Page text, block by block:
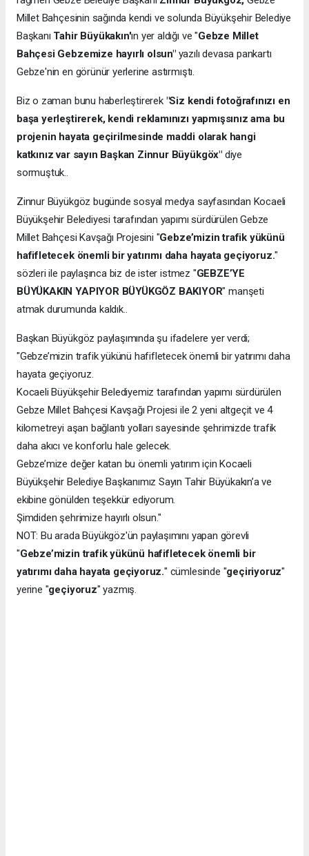
Millet Bahçesinin sağında kendi ve solunda Büyükşehir Belediye
Başkanı Tahir Büyükakın'ın yer aldığı ve "Gebze Millet
Bahçesi Gebzemize hayırlı olsun"yazılı devasa pankartı
Gebze'nin en görünür yerlerine astırmıştı.
Biz o zaman bunu haberleştirerek "Siz kendi fotoğrafınızı en
başa yerleştirerek, kendi reklamınızı yapmışsınız ama bu
projenin hayata geçirilmesinde maddi olarak hangi
katkınız var sayın Başkan Zinnur Büyükgöx" diye
sormuştuk..
Zinnur Büyükgöz bugünde sosyal medya sayfasından Kocaeli
Büyükşehir Belediyesi tarafından yapımı sürdürülen Gebze
Millet Bahçesi Kavşağı Projesini "Gebze’mizin trafik yükünü
hafifletecek önemli bir yatırımı daha hayata geçiyoruz."
sözleri ile paylaşınca biz de ister istmez "GEBZE’YE
BÜYÜKAKIN YAPIYOR BÜYÜKGÖZ BAKIYOR" manşeti
atmak durumunda kaldık..
Başkan Büyükgöz paylaşımında şu ifadelere yer verdi;
"Gebze’mizin trafik yükünü hafifletecek önemli bir yatırımı daha
hayata geçiyoruz.
Kocaeli Büyükşehir Belediyemiz tarafından yapımı sürdürülen
Gebze Millet Bahçesi Kavşağı Projesi ile 2 yeni altgeçit ve 4
kilometreyi aşan bağlantı yolları sayesinde şehrimizde trafik
daha akıcı ve konforlu hale gelecek.
Gebze’mize değer katan bu önemli yatırım için Kocaeli
Büyükşehir Belediye Başkanımız Sayın Tahir Büyükakın’a ve
ekibine gönülden teşekkür ediyorum.
Şimdiden şehrimize hayırlı olsun."
NOT: Bu arada Büyükgöz'ün paylaşımını yapan görevli
"Gebze’mizin trafik yükünü hafifletecek önemli bir
yatırımı daha hayata geçiyoruz." cümlesinde "geçiriyoruz"
yerine "geçiyoruz" yazmış.